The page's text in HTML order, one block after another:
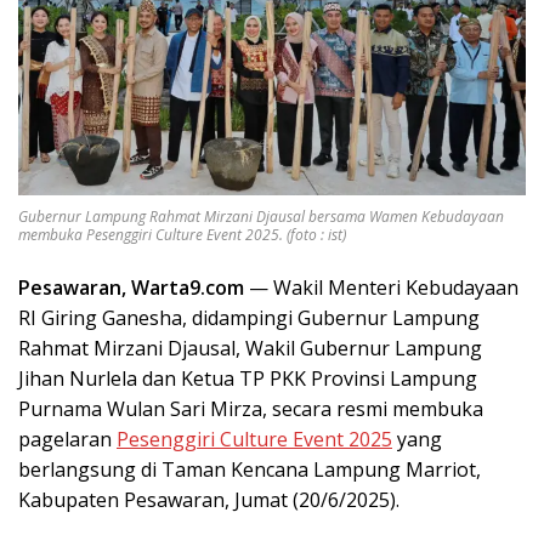
Gubernur Lampung Rahmat Mirzani Djausal bersama Wamen Kebudayaan
membuka Pesenggiri Culture Event 2025. (foto : ist)
Pesawaran, Warta9.com — Wakil Menteri Kebudayaan
RI Giring Ganesha, didampingi Gubernur Lampung
Rahmat Mirzani Djausal, Wakil Gubernur Lampung
Jihan Nurlela dan Ketua TP PKK Provinsi Lampung
Purnama Wulan Sari Mirza, secara resmi membuka
pagelaran Pesenggiri Culture Event 2025 yang
berlangsung di Taman Kencana Lampung Marriot,
Kabupaten Pesawaran, Jumat (20/6/2025).